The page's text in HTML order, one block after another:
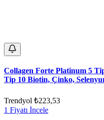
Collagen Forte Platinum 5
Tip 10 Biotin, Çinko,
Trendyol ₺223,53
1 Fiyatı İncele